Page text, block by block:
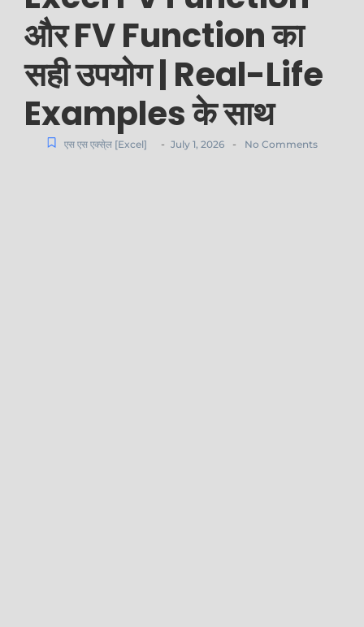
और FV Function का
सही उपयोग | Real-Life
Examples के साथ
एस एस एक्से्ल [Excel] - July 1, 2026 - No Comments